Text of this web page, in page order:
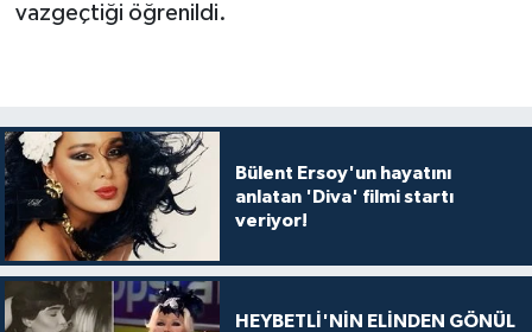
vazgeçtiği öğrenildi.
Bülent Ersoy'un hayatını
anlatan 'Diva' filmi startı
veriyor!
HEYBETLİ'NİN ELİNDEN GÖNÜL